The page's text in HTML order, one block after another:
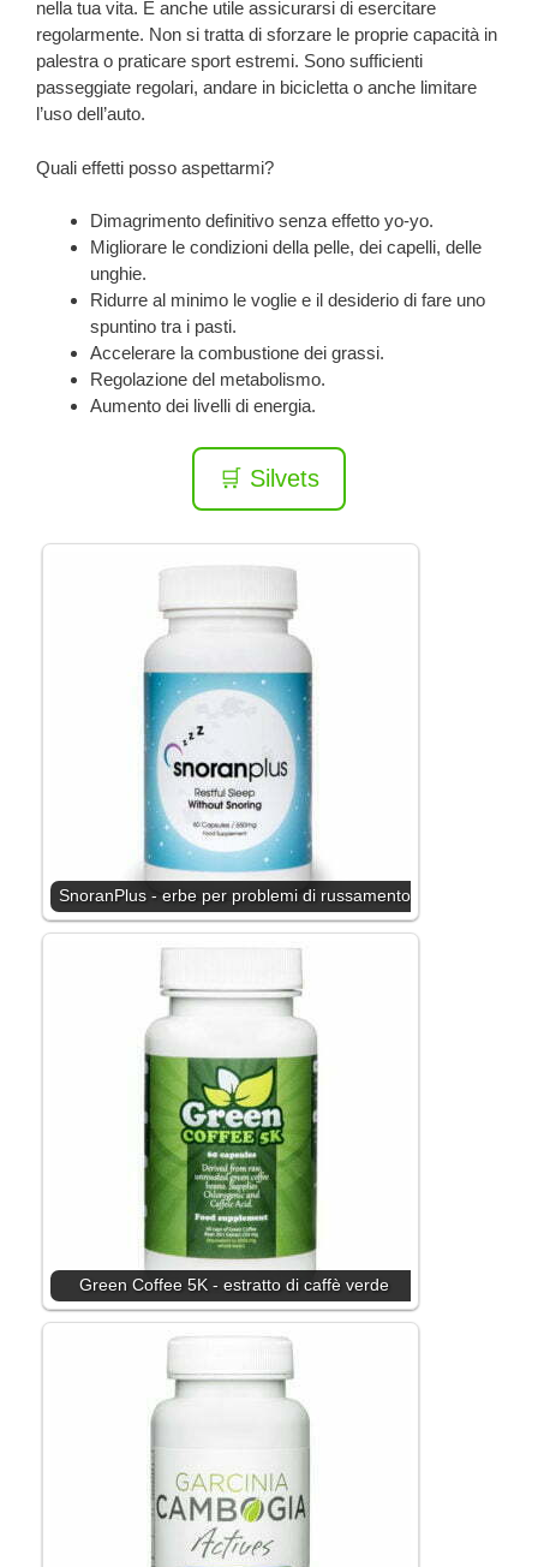
nella tua vita. È anche utile assicurarsi di esercitare
regolarmente. Non si tratta di sforzare le proprie capacità in
palestra o praticare sport estremi. Sono sufficienti
passeggiate regolari, andare in bicicletta o anche limitare
l’uso dell’auto.
Quali effetti posso aspettarmi?
Dimagrimento definitivo senza effetto yo-yo.
Migliorare le condizioni della pelle, dei capelli, delle
unghie.
Ridurre al minimo le voglie e il desiderio di fare uno
spuntino tra i pasti.
Accelerare la combustione dei grassi.
Regolazione del metabolismo.
Aumento dei livelli di energia.
🛒 Silvets
SnoranPlus - erbe per problemi di russamento
Green Coffee 5K - estratto di caffè verde